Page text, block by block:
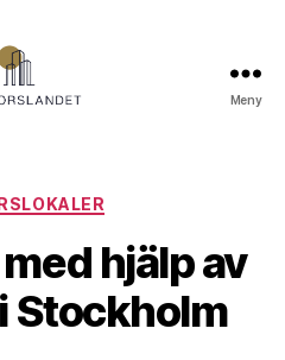
Meny
Kategorier
hjälp av
Stockholm